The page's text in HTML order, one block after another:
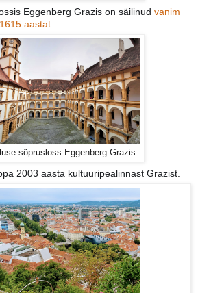
Eggenberg Grazis on säilinud vanim
aastat.
sõprusloss Eggenberg Grazis
2003 aasta kultuuripealinnast Grazist.